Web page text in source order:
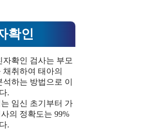
확인
자확인 검사는 부모
채취하여 태아의
하는 방법으로 이
.
임신 초기부터 가
의 정확도는 99%
.